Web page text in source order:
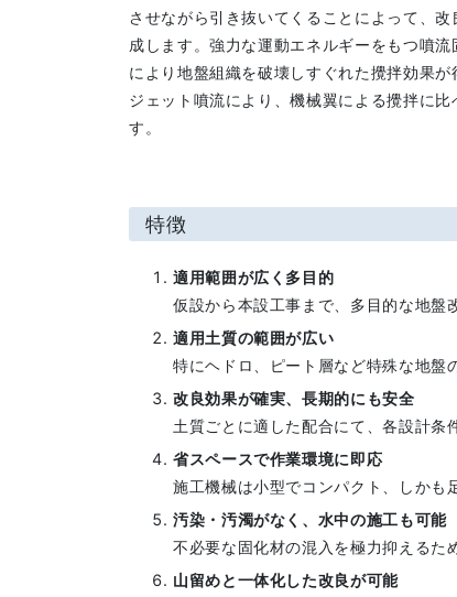
させながら引き抜いてくることによって、
成します。強力な運動エネルギーをもつ噴
により地盤組織を破壊しすぐれた攪拌効果が
ジェット噴流により、機械翼による攪拌に
す。
特徴
適用範囲が広く多目的
仮設から本設工事まで、多目的な地盤
適用土質の範囲が広い
特にヘドロ、ピート層など特殊な地盤
改良効果が確実、長期的にも安全
土質ごとに適した配合にて、各設計条
省スペースで作業環境に即応
施工機械は小型でコンパクト、しかも
汚染・汚濁がなく、水中の施工も可能
不必要な固化材の混入を極力抑えるた
山留めと一体化した改良が可能